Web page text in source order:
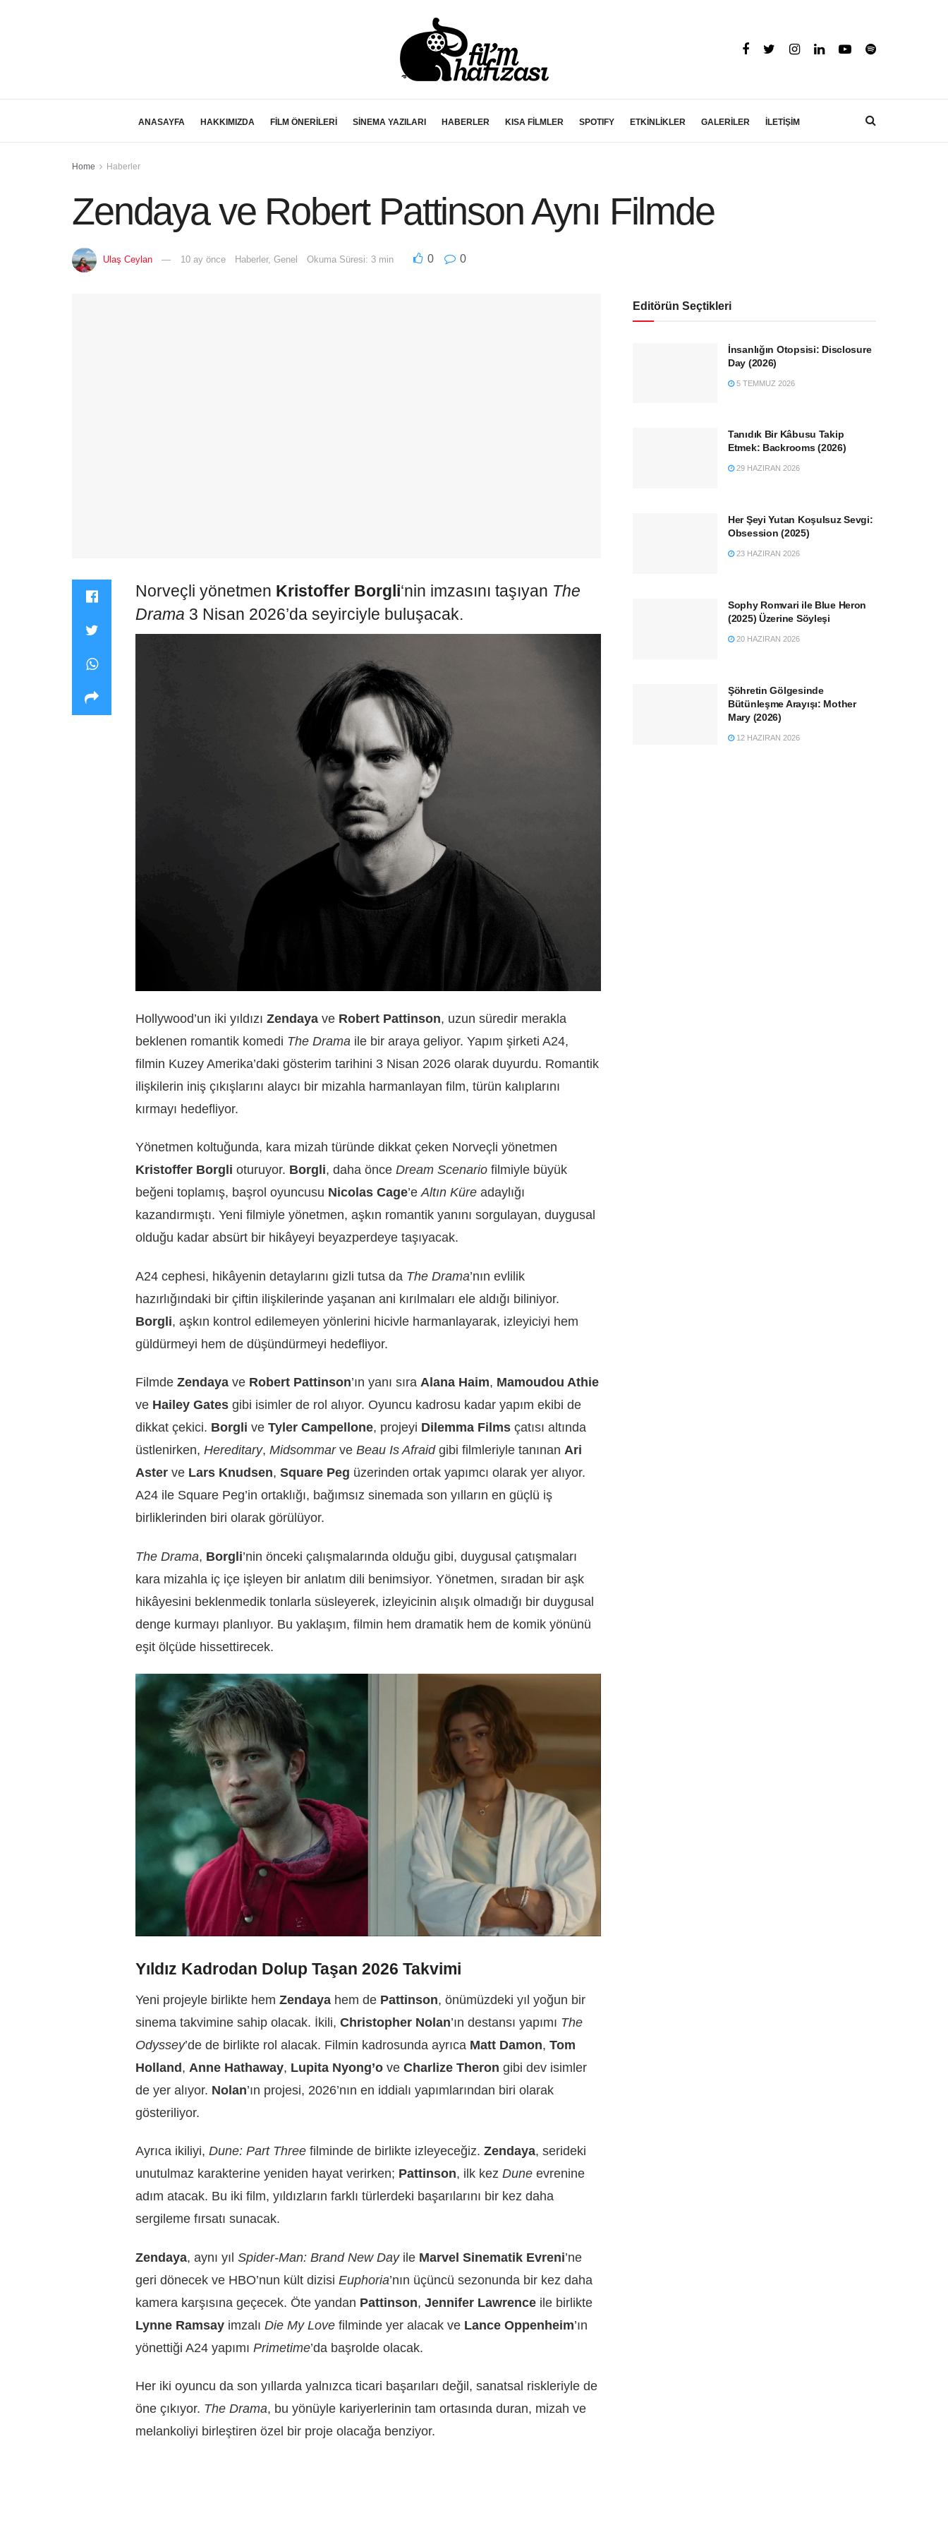
ANASAYFA HAKKIMIZDA FİLM ÖNERİLERİ SİNEMA YAZILARI HABERLER KISA FİLMLER SPOTIFY ETKİNLİKLER GALERİLER İLETİŞİM
Home Haberler
Zendaya ve Robert Pattinson Aynı Filmde
Ulaş Ceylan 10 ay önce Haberler, Genel Okuma Süresi: 3 min 0 0
Norveçli yönetmen Kristoffer Borgli‘nin imzasını taşıyan The
Drama 3 Nisan 2026’da seyirciyle buluşacak.
Hollywood’un iki yıldızı Zendaya ve Robert Pattinson, uzun süredir merakla
beklenen romantik komedi The Drama ile bir araya geliyor. Yapım şirketi A24,
filmin Kuzey Amerika’daki gösterim tarihini 3 Nisan 2026 olarak duyurdu. Romantik
ilişkilerin iniş çıkışlarını alaycı bir mizahla harmanlayan film, türün kalıplarını
kırmayı hedefliyor.
Yönetmen koltuğunda, kara mizah türünde dikkat çeken Norveçli yönetmen
Kristoffer Borgli oturuyor. Borgli, daha önce Dream Scenario filmiyle büyük
beğeni toplamış, başrol oyuncusu Nicolas Cage’eAltın Küre adaylığı
kazandırmıştı. Yeni filmiyle yönetmen, aşkın romantik yanını sorgulayan, duygusal
olduğu kadar absürt bir hikâyeyi beyazperdeye taşıyacak.
A24 cephesi, hikâyenin detaylarını gizli tutsa da The Drama’nın evlilik
hazırlığındaki bir çiftin ilişkilerinde yaşanan ani kırılmaları ele aldığı biliniyor.
Borgli, aşkın kontrol edilemeyen yönlerini hicivle harmanlayarak, izleyiciyi hem
güldürmeyi hem de düşündürmeyi hedefliyor.
Filmde Zendaya ve Robert Pattinson’ın yanı sıra Alana Haim, Mamoudou Athie
ve Hailey Gates gibi isimler de rol alıyor. Oyuncu kadrosu kadar yapım ekibi de
dikkat çekici. Borgli ve Tyler Campellone, projeyi Dilemma Films çatısı altında
üstlenirken, Hereditary, Midsommarve Beau Is Afraidgibi filmleriyle tanınan Ari
Aster ve Lars Knudsen, Square Peg üzerinden ortak yapımcı olarak yer alıyor.
A24 ile Square Peg’in ortaklığı, bağımsız sinemada son yılların en güçlü iş
birliklerinden biri olarak görülüyor.
The Drama, Borgli’nin önceki çalışmalarında olduğu gibi, duygusal çatışmaları
kara mizahla iç içe işleyen bir anlatım dili benimsiyor. Yönetmen, sıradan bir aşk
hikâyesini beklenmedik tonlarla süsleyerek, izleyicinin alışık olmadığı bir duygusal
denge kurmayı planlıyor. Bu yaklaşım, filmin hem dramatik hem de komik yönünü
eşit ölçüde hissettirecek.
Yıldız Kadrodan Dolup Taşan 2026 Takvimi
Yeni projeyle birlikte hem Zendaya hem de Pattinson, önümüzdeki yıl yoğun bir
sinema takvimine sahip olacak. İkili, Christopher Nolan’ın destansı yapımı The
Odyssey’de de birlikte rol alacak. Filmin kadrosunda ayrıca Matt Damon, Tom
Holland, Anne Hathaway, Lupita Nyong’o ve Charlize Theron gibi dev isimler
de yer alıyor. Nolan’ın projesi, 2026’nın en iddialı yapımlarından biri olarak
gösteriliyor.
Ayrıca ikiliyi, Dune: Part Three filminde de birlikte izleyeceğiz. Zendaya, serideki
unutulmaz karakterine yeniden hayat verirken; Pattinson, ilk kez Dune evrenine
adım atacak. Bu iki film, yıldızların farklı türlerdeki başarılarını bir kez daha
sergileme fırsatı sunacak.
Zendaya, aynı yıl Spider-Man: Brand New Dayile Marvel Sinematik Evreni’ne
geri dönecek ve HBO’nun kült dizisi Euphoria’nın üçüncü sezonunda bir kez daha
kamera karşısına geçecek. Öte yandan Pattinson, Jennifer Lawrence ile birlikte
Lynne Ramsay imzalı Die My Love filminde yer alacak ve Lance Oppenheim’ın
yönettiği A24 yapımı Primetime’da başrolde olacak.
Her iki oyuncu da son yıllarda yalnızca ticari başarıları değil, sanatsal riskleriyle de
öne çıkıyor. The Drama, bu yönüyle kariyerlerinin tam ortasında duran, mizah ve
melankoliyi birleştiren özel bir proje olacağa benziyor.
Editörün Seçtikleri
İnsanlığın Otopsisi: Disclosure
Day (2026)
5 TEMMUZ 2026
Tanıdık Bir Kâbusu Takip
Etmek: Backrooms (2026)
29 HAZIRAN 2026
Her Şeyi Yutan Koşulsuz Sevgi:
Obsession (2025)
23 HAZIRAN 2026
Sophy Romvari ile Blue Heron
(2025) Üzerine Söyleşi
20 HAZIRAN 2026
Şöhretin Gölgesinde
Bütünleşme Arayışı: Mother
Mary (2026)
12 HAZIRAN 2026